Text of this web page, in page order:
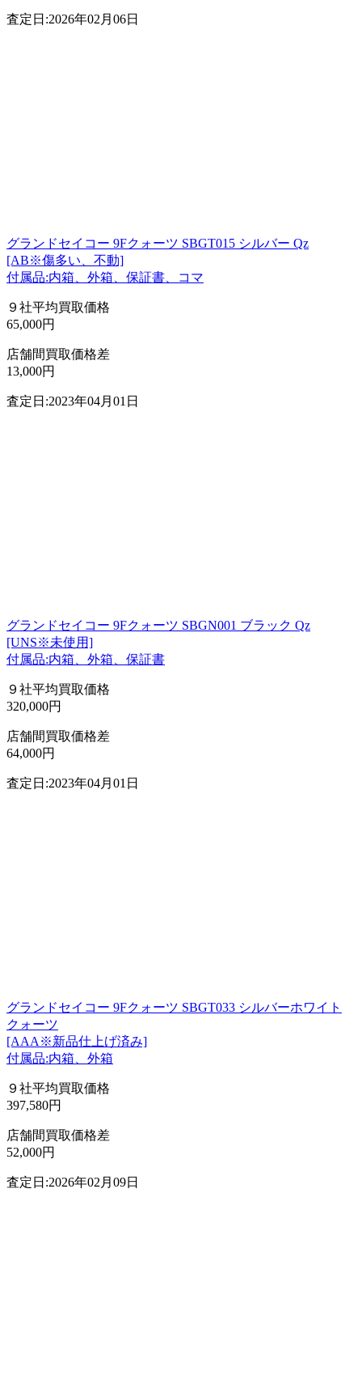
査定日:2026年02月06日
グランドセイコー 9Fクォーツ SBGT015 シルバー Qz
[AB※傷多い、不動]
付属品:内箱、外箱、保証書、コマ
９社平均買取価格
65,000円
店舗間買取価格差
13,000円
査定日:2023年04月01日
グランドセイコー 9Fクォーツ SBGN001 ブラック Qz
[UNS※未使用]
付属品:内箱、外箱、保証書
９社平均買取価格
320,000円
店舗間買取価格差
64,000円
査定日:2023年04月01日
グランドセイコー 9Fクォーツ SBGT033 シルバーホワイト
クォーツ
[AAA※新品仕上げ済み]
付属品:内箱、外箱
９社平均買取価格
397,580円
店舗間買取価格差
52,000円
査定日:2026年02月09日